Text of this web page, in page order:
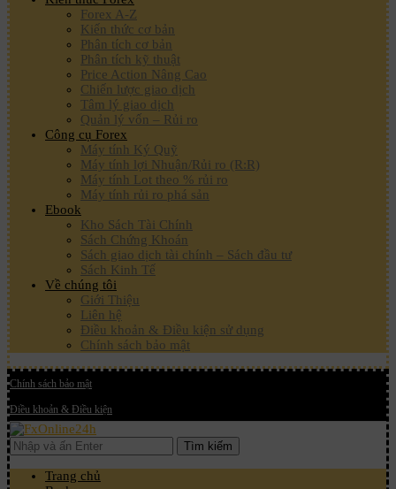
Forex A-Z
Kiến thức cơ bản
Phân tích cơ bản
Phân tích kỹ thuật
Price Action Nâng Cao
Chiến lược giao dịch
Tâm lý giao dịch
Quản lý vốn – Rủi ro
Công cụ Forex
Máy tính Ký Quỹ
Máy tính lợi Nhuận/Rủi ro (R:R)
Máy tính Lot theo % rủi ro
Máy tính rủi ro phá sản
Ebook
Kho Sách Tài Chính
Sách Chứng Khoán
Sách giao dịch tài chính – Sách đầu tư
Sách Kinh Tế
Về chúng tôi
Giới Thiệu
Liên hệ
Điều khoản & Điều kiện sử dụng
Chính sách bảo mật
Chính sách bảo mật
Điều khoản & Điều kiện
Tìm kiếm
Trang chủ